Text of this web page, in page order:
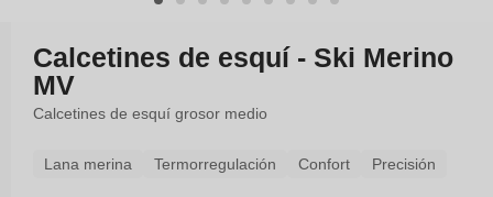
ventana
modal
Calcetines de esquí - Ski Merino
MV
Calcetines de esquí grosor medio
Lana merina Termorregulación Confort Precisión